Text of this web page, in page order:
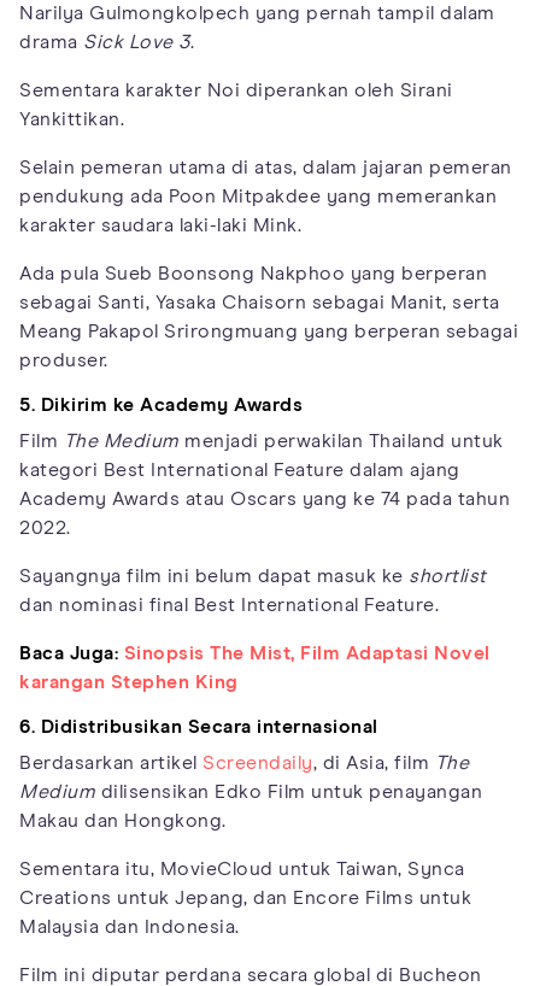
Narilya Gulmongkolpech yang pernah tampil dalam
drama Sick Love 3.
Sementara karakter Noi diperankan oleh Sirani
Yankittikan.
Selain pemeran utama di atas, dalam jajaran pemeran
pendukung ada Poon Mitpakdee yang memerankan
karakter saudara laki-laki Mink.
Ada pula Sueb Boonsong Nakphoo yang berperan
sebagai Santi, Yasaka Chaisorn sebagai Manit, serta
Meang Pakapol Srirongmuang yang berperan sebagai
produser.
5. Dikirim ke Academy Awards
Film The Medium menjadi perwakilan Thailand untuk
kategori Best International Feature dalam ajang
Academy Awards atau Oscars yang ke 74 pada tahun
2022.
Sayangnya film ini belum dapat masuk ke shortlist
dan nominasi final Best International Feature.
Baca Juga: Sinopsis The Mist, Film Adaptasi Novel
karangan Stephen King
6. Didistribusikan Secara internasional
Berdasarkan artikel Screendaily, di Asia, film The
Medium dilisensikan Edko Film untuk penayangan
Makau dan Hongkong.
Sementara itu, MovieCloud untuk Taiwan, Synca
Creations untuk Jepang, dan Encore Films untuk
Malaysia dan Indonesia.
Film ini diputar perdana secara global di Bucheon